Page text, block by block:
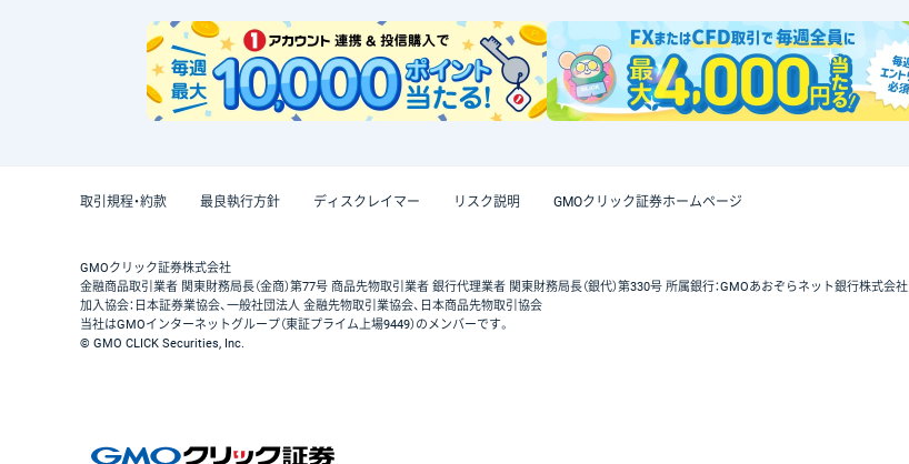
取引規程・約款 最良執行方針 ディスクレイマー リスク説明 GMOクリック証券ホームページ
GMOクリック証券株式会社
金融商品取引業者 関東財務局長（金商）第77号 商品先物取引業者 銀行代理業者 関東財務局長（銀代）第330号 所属銀行：GMOあおぞらネット銀行株式会社
加入協会：日本証券業協会、一般社団法人 金融先物取引業協会、日本商品先物取引協会
当社はGMOインターネットグループ（東証プライム上場9449）のメンバーです。
© GMO CLICK Securities, Inc.